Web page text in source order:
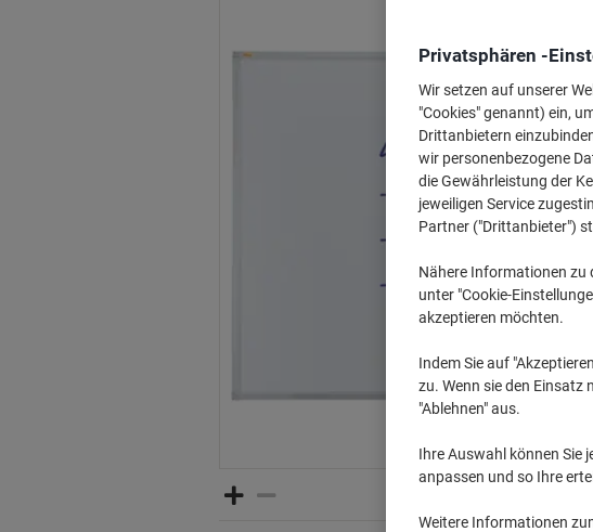
Privatsphären -
Wir setzen auf unserer
"Cookies" genannt) ein,
Drittanbietern
wir personenbezogene
die Gewährleistung der
jeweiligen Service
Partner ("Drittanbieter")
Nähere Informationen zu
unter "Cookie-
akzeptieren möchten.
Indem Sie auf
zu. Wenn sie den Einsatz
"Ablehnen" aus.
Ihre Auswahl können Sie
anpassen und so Ihre
Weitere Informationen